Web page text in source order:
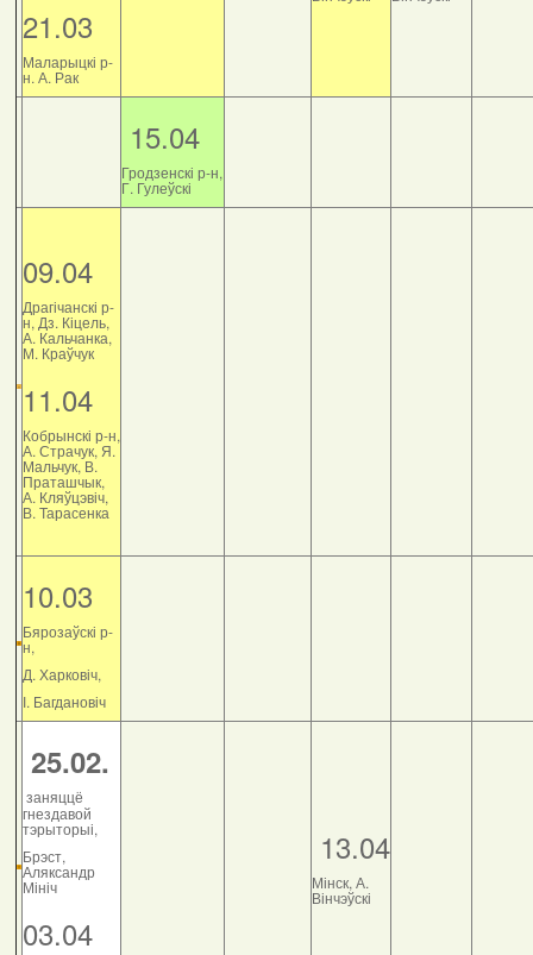
21.03
Маларыцкі р-
н. А. Рак
15.04
Гродзенскі р-н,
Г. Гулеўскі
09.04
Драгічанскі р-
н, Дз. Кіцель,
А. Кальчанка,
М. Краўчук
11.04
Кобрынскі р-н,
А. Страчук, Я.
Мальчук, В.
Праташчык,
А. Кляўцэвіч,
В. Тарасенка
10.03
Бярозаўскі р-
н,
Д. Харковіч,
І. Багдановіч
25.02.
заняццё
гнездавой
тэрыторыі,
Брэст,
Аляксандр
Мініч
03.04
13.04
Мінск, А.
Вінчэўскі